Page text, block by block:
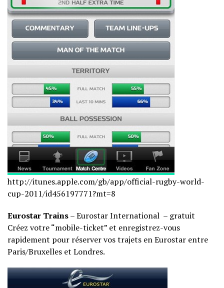
http://itunes.apple.com/gb/app/official-rugby-world-
cup-2011/id456197771?mt=8
Eurostar Trains– Eurostar International – gratuit
Créez votre “mobile-ticket” et enregistrez-vous
rapidement pour réserver vos trajets en Eurostar entre
Paris/Bruxelles et Londres.